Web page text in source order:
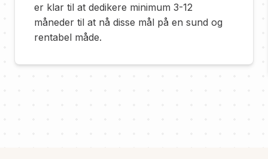
er klar til at dedikere minimum 3-12
måneder til at nå disse mål på en sund og
rentabel måde.